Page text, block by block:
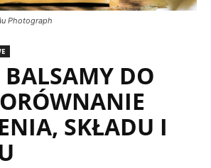
Photograph
BALSAMY DO
SKŁADU I